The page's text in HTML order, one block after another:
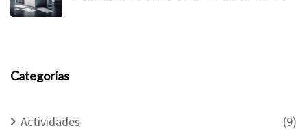
Categorías
Actividades (9)